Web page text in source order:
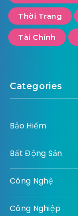
Thời Trang
Tài Chính
Categories
Bảo Hiểm
Bất Động Sản
Công Nghệ
Công Nghiệp